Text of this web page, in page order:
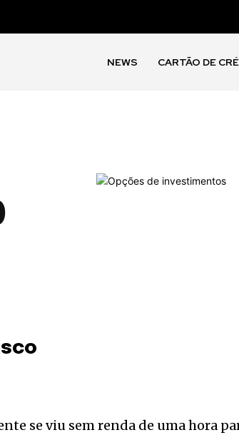
NEWS CARTÃO DE
se viu sem renda de uma hora